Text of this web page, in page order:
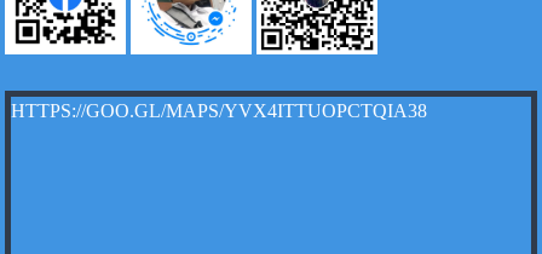
Xe tải Foton 990kg
HTTPS://GOO.GL/MAPS/YVX4ITTUOPCTQIA38